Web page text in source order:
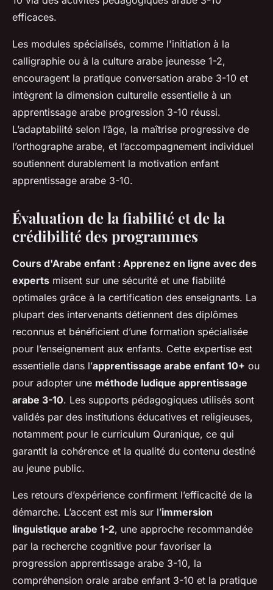
efficaces.
Les modules spécialisés, comme l'initiation à la
calligraphie ou à la culture arabe jeunesse 1-2,
encouragent la pratique conversation arabe 3-10 et
intègrent la dimension culturelle essentielle à un
apprentissage arabe progression 3-10 réussi.
L’adaptabilité selon l’âge, la maîtrise progressive de
l’orthographe arabe, et l’accompagnement individuel
soutiennent durablement la motivation enfant
apprentissage arabe 3-10.
Évaluation de la fiabilité et de la
crédibilité des programmes
Cours d'Arabe enfant : Apprenez en ligne avec des
experts misent sur une sécurité et une fiabilité
optimales grâce à la certification des enseignants. La
plupart des intervenants détiennent des diplômes
reconnus et bénéficient d’une formation spécialisée
pour l’enseignement aux enfants. Cette expertise est
essentielle dans l’apprentissage arabe enfant 10+ ou
pour adopter une méthode ludique apprentissage
arabe 3-10. Les supports pédagogiques utilisés sont
validés par des institutions éducatives et religieuses,
notamment pour le curriculum Quranique, ce qui
garantit la cohérence et la qualité du contenu destiné
au jeune public.
Les retours d’expérience confirment l’efficacité de la
démarche. L’accent est mis sur l’immersion
linguistique arabe 1-2, une approche recommandée
par la recherche cognitive pour favoriser la
progression apprentissage arabe 3-10, la
compréhension orale arabe enfant 3-10 et la pratique